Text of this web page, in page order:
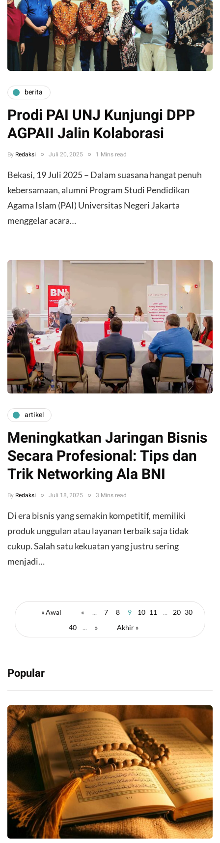
berita
Prodi PAI UNJ Kunjungi DPP
AGPAII Jalin Kolaborasi
By Redaksi Juli 20, 2025 1 Mins read
Bekasi, 19 Juli 2025 – Dalam suasana hangat penuh
kebersamaan, alumni Program Studi Pendidikan
Agama Islam (PAI) Universitas Negeri Jakarta
menggelar acara…
artikel
Meningkatkan Jaringan Bisnis
Secara Profesional: Tips dan
Trik Networking Ala BNI
By Redaksi Juli 18, 2025 3 Mins read
Di era bisnis yang semakin kompetitif, memiliki
produk unggulan atau layanan terbaik saja tidak
cukup. Salah satu kekuatan yang justru sering
menjadi…
« Awal « ... 7 8 9 10 11 ... 20 30
40
... » Akhir »
Popular